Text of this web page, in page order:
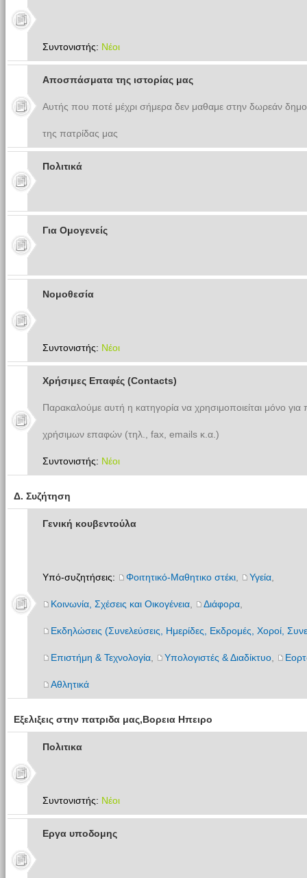
Συντονιστής: Νέοι
Αποσπάσματα της ιστορίας μας
Αυτής που ποτέ μέχρι σήμερα δεν μαθαμε στην δωρεάν
της πατρίδας μας
Πολιτικά
Για Ομογενείς
Νομοθεσία
Συντονιστής: Νέοι
Χρήσιμες Επαφές (Contacts)
Παρακαλούμε αυτή η κατηγορία να χρησιμοποιείται μόνο
χρήσιμων επαφών (τηλ., fax, emails κ.α.)
Συντονιστής: Νέοι
Δ. Συζήτηση
Γενική κουβεντούλα
Υπό-συζητήσεις: Φοιτητικό-Μαθητικο στέκι, Υγεία,
Κοινωνία, Σχέσεις και Οικογένεια, Διάφορα,
Εκδηλώσεις (Συνελεύσεις, Ημερίδες, Εκδρομές, Χοροί,
Επιστήμη & Τεχνολογία, Υπολογιστές & Διαδίκτυο,
Αθλητικά
Εξελιξεις στην πατριδα μας,Βορεια Ηπειρο
Πολιτικα
Συντονιστής: Νέοι
Εργα υποδομης